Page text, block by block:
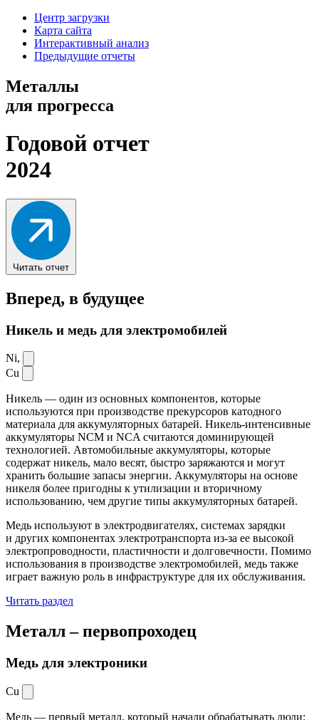
Центр загрузки
Карта сайта
Интерактивный анализ
Предыдущие отчеты
Металлы
для прогресса
Годовой отчет
2024
Читать отчет
Вперед, в будущее
Никель и медь для электромобилей
Ni,
Cu
Никель — один из основных компонентов, которые
используются при производстве прекурсоров катодного
материала для аккумуляторных батарей. Никель-интенсивные
аккумуляторы NCM и NCA считаются доминирующей
технологией. Автомобильные аккумуляторы, которые
содержат никель, мало весят, быстро заряжаются и могут
хранить большие запасы энергии. Аккумуляторы на основе
никеля более пригодны к утилизации и вторичному
использованию, чем другие типы аккумуляторных батарей.
Медь используют в электродвигателях, системах зарядки
и других компонентах электротранспорта из-за ее высокой
электропроводности, пластичности и долговечности. Помимо
использования в производстве электромобилей, медь также
играет важную роль в инфраструктуре для их обслуживания.
Читать раздел
Металл –первопроходец
Медь для электроники
Cu
Медь — первый металл, который начали обрабатывать люди: